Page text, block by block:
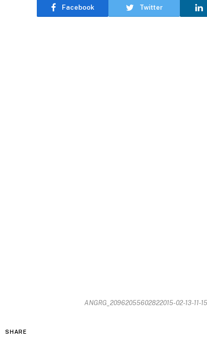
Facebook Twitter
ANGRG_20962055602822015-02-13-11-
SHARE